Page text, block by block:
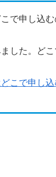
で申し込
した。ど
こで申し